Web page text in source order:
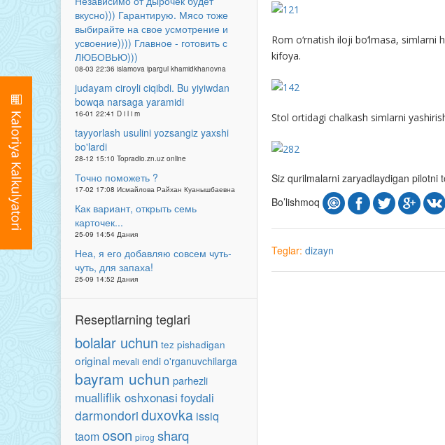
вкусно))) Гарантирую. Мясо тоже
выбирайте на свое усмотрение и
усвоение)))) Главное - готовить с
ЛЮБОВЬЮ)))
08-03 22:36 islamova ipargul khamidkhanovna
judayam ciroyli ciqibdi. Bu yiyiwdan
bowqa narsaga yaramidi
16-01 22:41 D i l i m
tayyorlash usulini yozsangiz yaxshi
bo'lardi
28-12 15:10 Topradio.zn.uz online
Точно поможеть ?
17-02 17:08 Исмайлова Райхан Куанышбаевна
Как вариант, открыть семь
карточек...
25-09 14:54 Дания
Неа, я его добавляю совсем чуть-
чуть, для запаха!
25-09 14:52 Дания
Reseptlarning teglari
bolalar uchun tez pishadigan
original mevali endi o'rganuvchilarga
bayram uchun parhezli
mualliflik oshxonasi foydali
darmondori duxovka issiq
taomoson pirog sharq
Rom o‘rnatish iloji bo‘lmasa,
kifoya.
Stol ortidagi chalkash simlarni
Siz qurilmalarni zaryadlaydigan pilotni
Bo’lishmoq
Teglar: dizayn